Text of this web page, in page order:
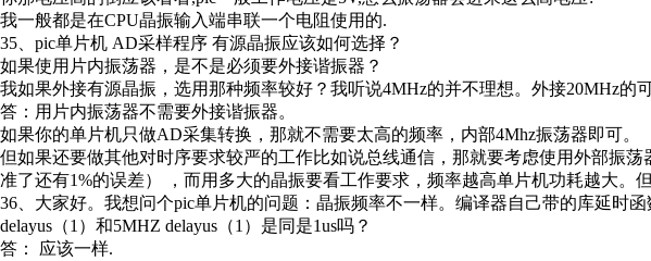
我一般都是在CPU晶振输入端串联一个电阻使用的.
35、pic单片机 AD采样程序 有源晶振应该如何选择？
如果使用片内振荡器，是不是必须要外接谐振器？
我如果外接有源晶振，选用那种频率较好？我听说4MHz的并不理想。外接20MHz的
答：用片内振荡器不需要外接谐振器。
如果你的单片机只做AD采集转换，那就不需要太高的频率，内部4Mhz振荡器即可。
但如果还要做其他对时序要求较严的工作比如说总线通信，那就要考虑使用外部振
准了还有1%的误差） ，而用多大的晶振要看工作要求，频率越高单片机功耗越大。
36、大家好。我想问个pic单片机的问题：晶振频率不一样。编译器自己带的库延时
delayus（1）和5MHZ delayus（1）是同是1us吗？
答： 应该一样.